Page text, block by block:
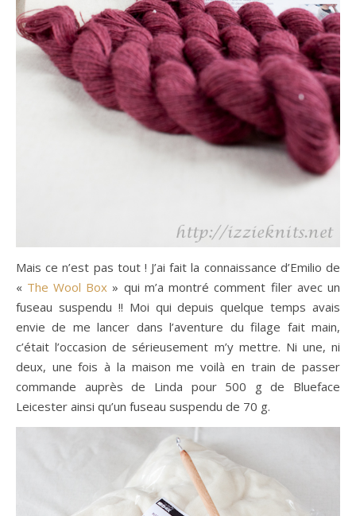
Mais ce n’est pas tout ! J’ai fait la connaissance d’Emilio de
« The Wool Box » qui m’a montré comment filer avec un
fuseau suspendu !! Moi qui depuis quelque temps avais
envie de me lancer dans l’aventure du filage fait main,
c’était l’occasion de sérieusement m’y mettre. Ni une, ni
deux, une fois à la maison me voilà en train de passer
commande auprès de Linda pour 500 g de Blueface
Leicester ainsi qu’un fuseau suspendu de 70 g.